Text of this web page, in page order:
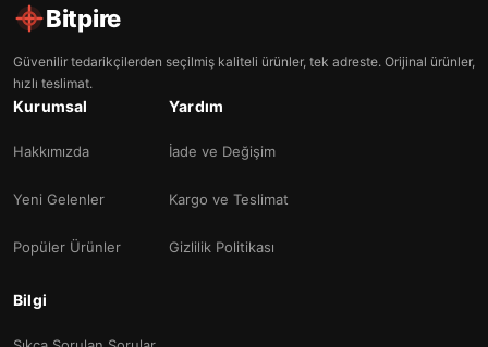
Bitpire
Güvenilir tedarikçilerden seçilmiş kaliteli ürünler, tek adreste. Orijinal ürünler,
hızlı teslimat.
Kurumsal
Hakkımızda
Yeni Gelenler
Popüler Ürünler
Yardım
İade ve Değişim
Kargo ve Teslimat
Gizlilik Politikası
Bilgi